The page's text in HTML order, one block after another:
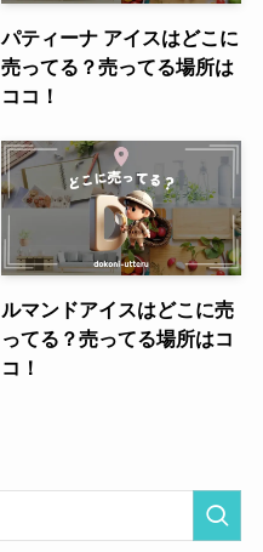
パティーナ アイスはどこに
売ってる？売ってる場所は
ココ！
ルマンドアイスはどこに売
ってる？売ってる場所はコ
コ！